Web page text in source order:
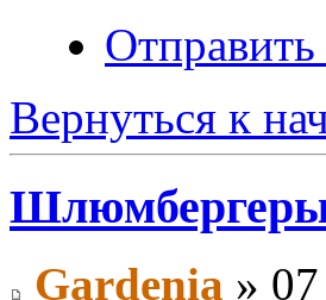
Вернуться к
Gardenia »